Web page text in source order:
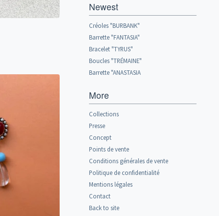
Newest
Créoles "BURBANK"
Barrette "FANTASIA"
Bracelet "TYRUS"
Boucles "TRÉMAINE"
Barrette "ANASTASIA
More
Collections
Presse
Concept
Points de vente
Conditions générales de vente
Politique de confidentialité
Mentions légales
Contact
Back to site